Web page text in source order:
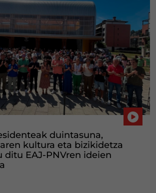
duintasuna,
kultura eta bizikidetza
ditu EAJ-PNVren ideien